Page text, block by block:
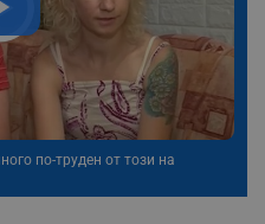
по-труден от този на